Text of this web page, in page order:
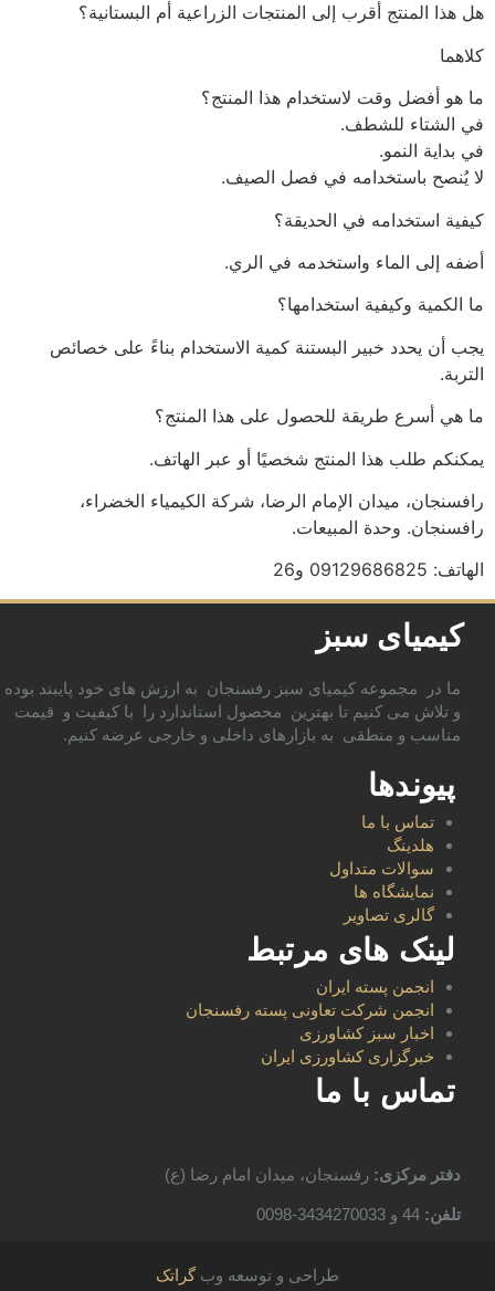
هل هذا المنتج أقرب إلى المنتجات الزراعية أم البستانية؟
كلاهما
ما هو أفضل وقت لاستخدام هذا المنتج؟
في الشتاء للشطف.
في بداية النمو.
لا يُنصح باستخدامه في فصل الصيف.
كيفية استخدامه في الحديقة؟
أضفه إلى الماء واستخدمه في الري.
ما الكمية وكيفية استخدامها؟
يجب أن يحدد خبير البستنة كمية الاستخدام بناءً على خصائص
التربة.
ما هي أسرع طريقة للحصول على هذا المنتج؟
يمكنكم طلب هذا المنتج شخصيًا أو عبر الهاتف.
رافسنجان، ميدان الإمام الرضا، شركة الكيمياء الخضراء،
رافسنجان. وحدة المبيعات.
الهاتف: 09129686825 و26
کیمیای سبز
ما در مجموعه کیمیای سبز رفسنجان به ارزش های خود پایبند بوده
و تلاش می کنیم تا بهترین محصول استاندارد را با کیفیت و قیمت
مناسب و منطقی به بازارهای داخلی و خارجی عرضه کنیم.
پیوندها
تماس با ما
هلدینگ
سوالات متداول
نمایشگاه ها
گالری تصاویر
لینک های مرتبط
انجمن پسته ایران
انجمن شرکت تعاونی پسته رفسنجان
اخبار سبز کشاورزی
خبرگزاری کشاورزی ایران
تماس با ما
دفتر مرکزی: رفسنجان، میدان امام رضا (ع)
تلفن:
طراحی و توسعه وبگراتک